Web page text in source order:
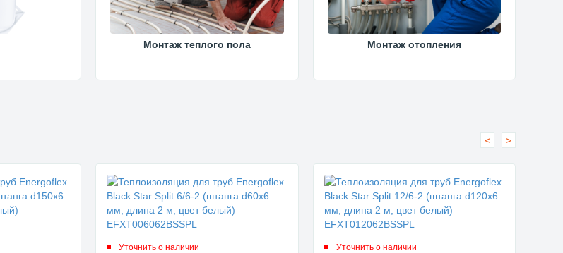
Монтаж теплого пола Монтаж отопления
Уточнить о наличии Уточнить о наличии
< >